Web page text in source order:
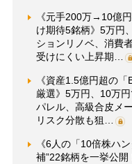
《元手200万→10億
け期待5銘柄》5万円
ションリノベ、消費
受けにくい上昇期…
《資産1.5億円超の
厳選》5万円、10万
パレル、高級合皮メ
リスク分散も狙…
《6人の「10倍株ハ
補”22銘柄を一挙公